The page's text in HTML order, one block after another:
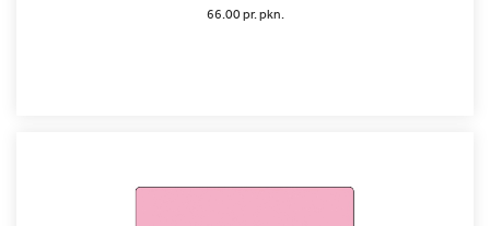
66.00 pr. pkn.